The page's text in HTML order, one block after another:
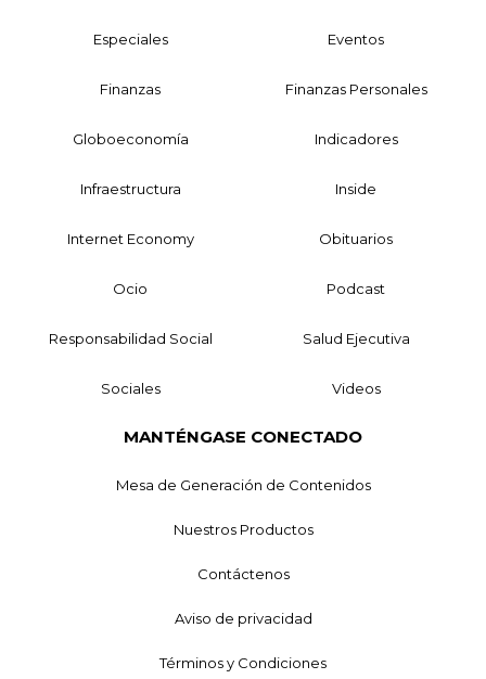
Especiales Eventos
Finanzas Finanzas Personales
Globoeconomía Indicadores
Infraestructura Inside
Internet Economy Obituarios
Ocio Podcast
Responsabilidad Social Salud Ejecutiva
Sociales Videos
MANTÉNGASE CONECTADO
Mesa de Generación de Contenidos
Nuestros Productos
Contáctenos
Aviso de privacidad
Términos y Condiciones